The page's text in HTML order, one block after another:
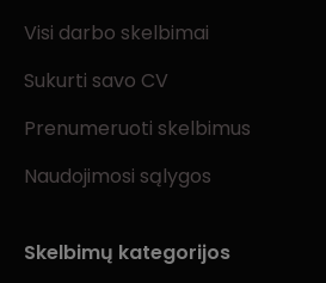
Visi darbo skelbimai
Sukurti savo CV
Prenumeruoti skelbimus
Naudojimosi sąlygos
Skelbimų kategorijos